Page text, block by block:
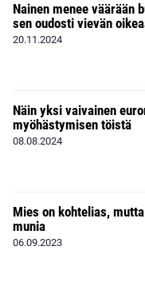
Nainen menee väärään
sen oudosti vievän
20.11.2024
Näin yksi vaivainen
myöhästymisen töistä
08.08.2024
Mies on kohtelias,
munia
06.09.2023